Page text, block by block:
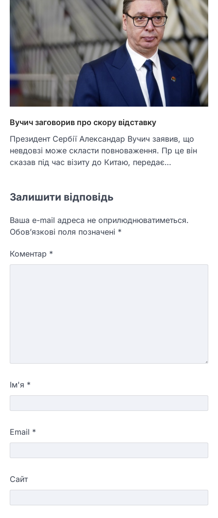
Вучич заговорив про скору відставку
Президент Сербії Александар Вучич заявив, що
невдовзі може скласти повноваження. Пр це він
сказав під час візиту до Китаю, передає…
Залишити відповідь
Ваша e-mail адреса не оприлюднюватиметься.
Обов’язкові поля позначені *
Коментар *
Ім'я *
Email *
Сайт